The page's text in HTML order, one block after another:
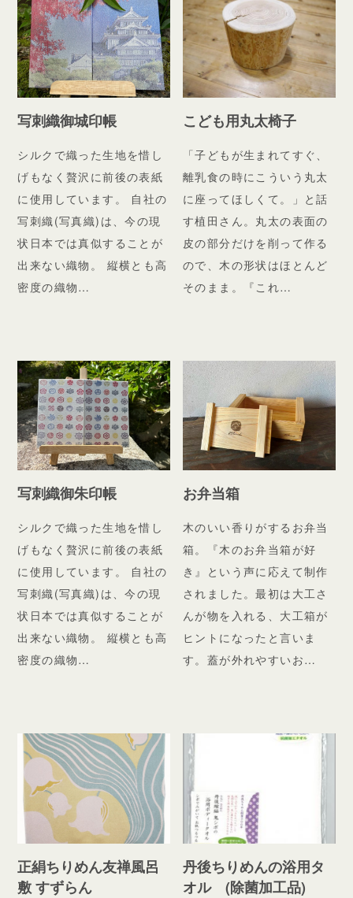
写刺織御城印帳
シルクで織った生地を惜し
げもなく贅沢に前後の表紙
に使用しています。 自社の
写刺織(写真織)は、今の現
状日本では真似することが
出来ない織物。 縦横とも高
密度の織物…
こども用丸太椅子
「子どもが生まれてすぐ、
離乳食の時にこういう丸太
に座ってほしくて。」と話
す植田さん。丸太の表面の
皮の部分だけを削って作る
ので、木の形状はほとんど
そのまま。『これ…
写刺織御朱印帳
シルクで織った生地を惜し
げもなく贅沢に前後の表紙
に使用しています。 自社の
写刺織(写真織)は、今の現
状日本では真似することが
出来ない織物。 縦横とも高
密度の織物…
お弁当箱
木のいい香りがするお弁当
箱。『木のお弁当箱が好
き』という声に応えて制作
されました。最初は大工さ
んが物を入れる、大工箱が
ヒントになったと言いま
す。蓋が外れやすいお…
正絹ちりめん友禅風呂
敷 すずらん
丹後ちりめんの浴用タ
オル (除菌加工品)